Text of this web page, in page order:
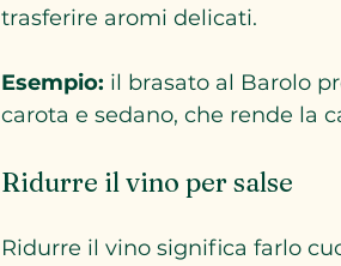
trasferire aromi delicati.
Esempio: il brasato al Barolo
carota e sedano, che rende la
Ridurre il vino per salse
Ridurre il vino significa farlo